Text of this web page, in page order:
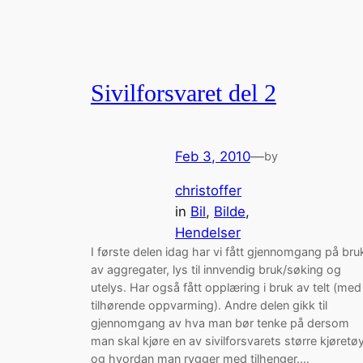
Sivilforsvaret del 2
Feb 3, 2010—by
christoffer
in Bil, Bilde
Hendelser
I første delen idag har vi fått gjennomgang på
av aggregater, lys til innvendig bruk/søking og
utelys. Har også fått opplæring i bruk av telt (med
tilhørende oppvarming). Andre delen gikk til
gjennomgang av hva man bør tenke på dersom
man skal kjøre en av sivilforsvarets større
og hvordan man rygger med tilhenger.…